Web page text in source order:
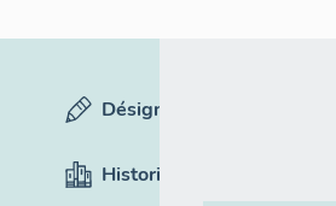
Désignation
Historique